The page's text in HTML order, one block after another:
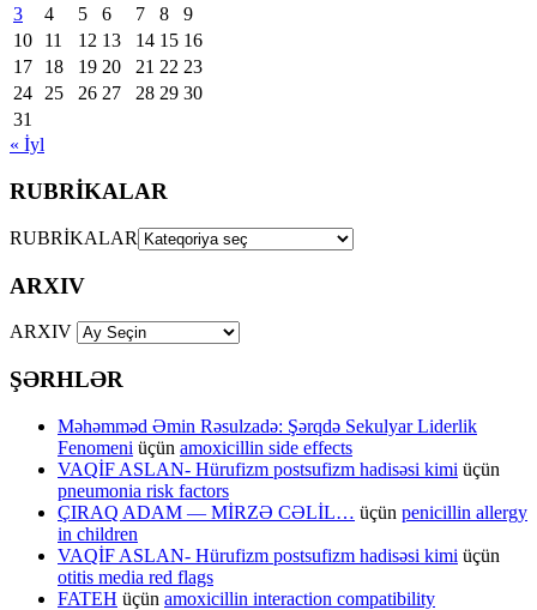
3
4 5 6 7 8
9
10
11 12 13 14 15 16
17
18 19 20 21 22 23
24 25 26 27 28 29 30
31
« İyl
RUBRİKALAR
RUBRİKALAR
ARXIV
ARXIV
ŞƏRHLƏR
Məhəmməd Əmin Rəsulzadə: Şərqdə Sekulyar Liderlik
Fenomeni üçün amoxicillin side effects
VAQİF ASLAN- Hürufizm postsufizm hadisəsi kimi üçün
pneumonia risk factors
ÇIRAQ ADAM — MİRZƏ CƏLİL… üçün penicillin allergy
in children
VAQİF ASLAN- Hürufizm postsufizm hadisəsi kimi üçün
otitis media red flags
FATEH üçün amoxicillin interaction compatibility